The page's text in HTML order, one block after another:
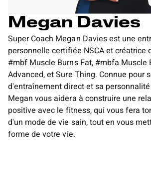
Megan Davies
Super Coach Megan Davies est une
personnelle certifiée NSCA et créatrice
#mbf Muscle Burns Fat, #mbfa Muscle
Advanced, et Sure Thing. Connue pour
d'entraînement direct et sa
Megan vous aidera à construire une
positive avec le fitness, qui vous fera
d'un mode de vie sain, tout en vous
forme de votre vie.